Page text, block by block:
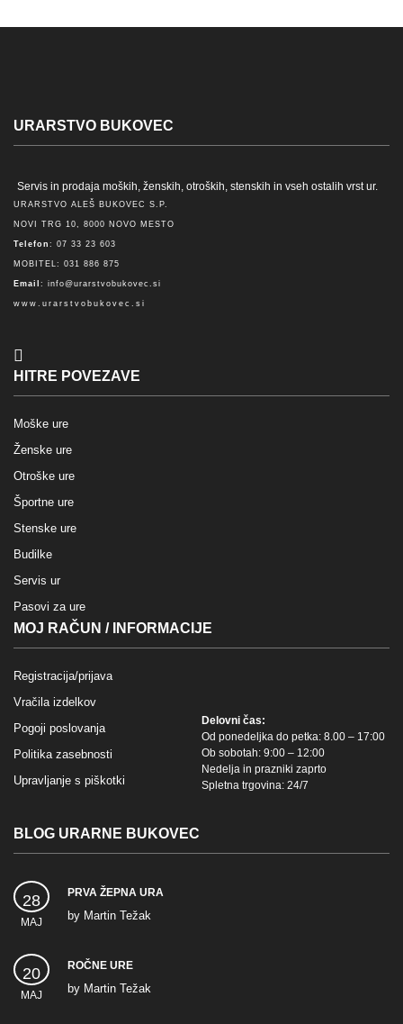
URARSTVO BUKOVEC
Servis in prodaja moških, ženskih, otroških, stenskih in vseh ostalih vrst ur.
URARSTVO ALEŠ BUKOVEC S.P.
NOVI TRG 10, 8000 NOVO MESTO
Telefon : 07 33 23 603
MOBITEL: 031 886 875
Email : info@urarstvobukovec.si
www.urarstvobukovec.si
HITRE POVEZAVE
Moške ure
Ženske ure
Otroške ure
Športne ure
Stenske ure
Budilke
Servis ur
Pasovi za ure
MOJ RAČUN / INFORMACIJE
Registracija/prijava
Vračila izdelkov
Pogoji poslovanja
Politika zasebnosti
Upravljanje s piškotki
Delovni čas:
Od ponedeljka do petka: 8.00 – 17:00
Ob sobotah: 9:00 – 12:00
Nedelja in prazniki zaprto
Spletna trgovina: 24/7
BLOG URARNE BUKOVEC
28
MAJ
PRVA ŽEPNA URA
by Martin Težak
20
MAJ
ROČNE URE
by Martin Težak